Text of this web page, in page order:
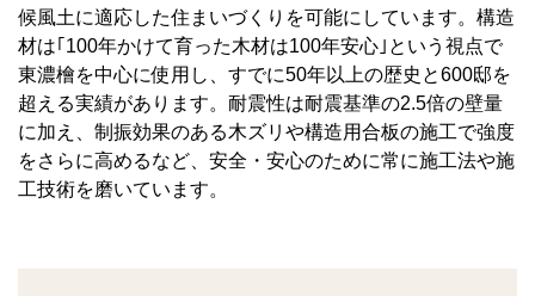
候風土に適応した住まいづくりを可能にしています。構造
材は｢100年かけて育った木材は100年安心｣という視点で
東濃檜を中心に使用し、すでに50年以上の歴史と600邸を
超える実績があります。耐震性は耐震基準の2.5倍の壁量
に加え、制振効果のある木ズリや構造用合板の施工で強度
をさらに高めるなど、安全・安心のために常に施工法や施
工技術を磨いています。